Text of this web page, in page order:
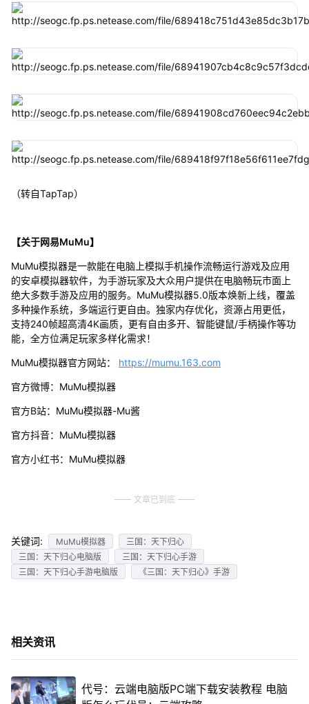
（转自TapTap）
【关于网易MuMu】
MuMu模拟器是一款能在电脑上模拟手机操作流畅运行游戏及应用
的安卓模拟器软件，为手游玩家及大众用户提供在电脑畅玩市面上
绝大多数手游及应用的服务。MuMu模拟器5.0版本焕新上线，覆盖
多种操作系统，多端运行更自由。独家内存优化，资源占用更低，
支持240帧超高清4K画质，更有自由多开、智能键鼠/手柄操作等功
能，全方位满足玩家多样化需求！
MuMu模拟器官方网站： https://mumu.163.com
官方微博：MuMu模拟器
官方B站：MuMu模拟器-Mu酱
官方抖音：MuMu模拟器
官方小红书：MuMu模拟器
文章已到底
关键词: MuMu模拟器
三国：天下归心
三国：天下归心电脑版
三国：天下归心手游
三国：天下归心手游电脑版
《三国：天下归心》手游
相关资讯
代号：云端电脑版PC端下载安装教程 电脑